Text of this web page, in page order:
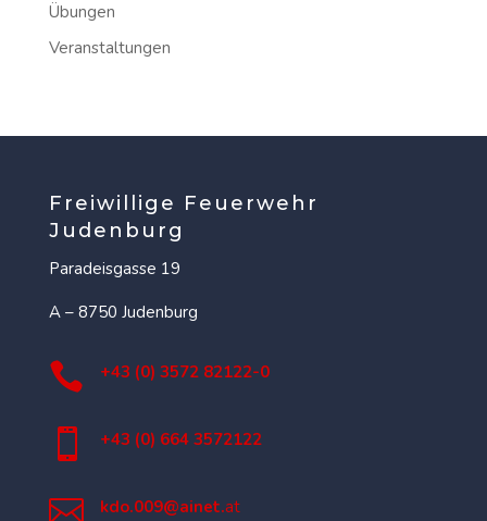
Übungen
Veranstaltungen
Freiwillige Feuerwehr
Judenburg
Paradeisgasse 19
A – 8750 Judenburg
 +43 (0) 3572 82122-0
 +43 (0) 664 3572122
 kdo.009@ainet.at